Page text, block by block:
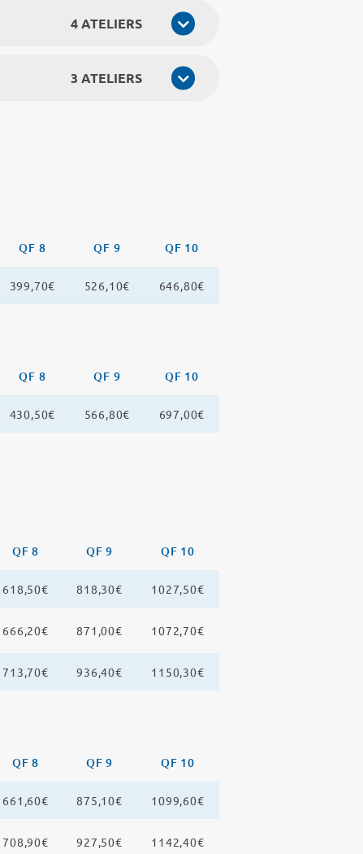
4 ATELIERS
3 ATELIERS
QF 8 QF 9 QF 10
399,70€ 526,10€ 646,80€
QF 8 QF 9 QF 10
430,50€ 566,80€ 697,00€
QF 8 QF 9 QF 10
618,50€ 818,30€ 1027,50€
666,20€ 871,00€ 1072,70€
713,70€ 936,40€ 1150,30€
QF 8 QF 9 QF 10
661,60€ 875,10€ 1099,60€
708,90€ 927,50€ 1142,40€